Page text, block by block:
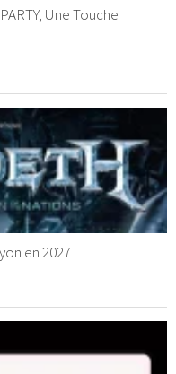
Une Touche
en 2027